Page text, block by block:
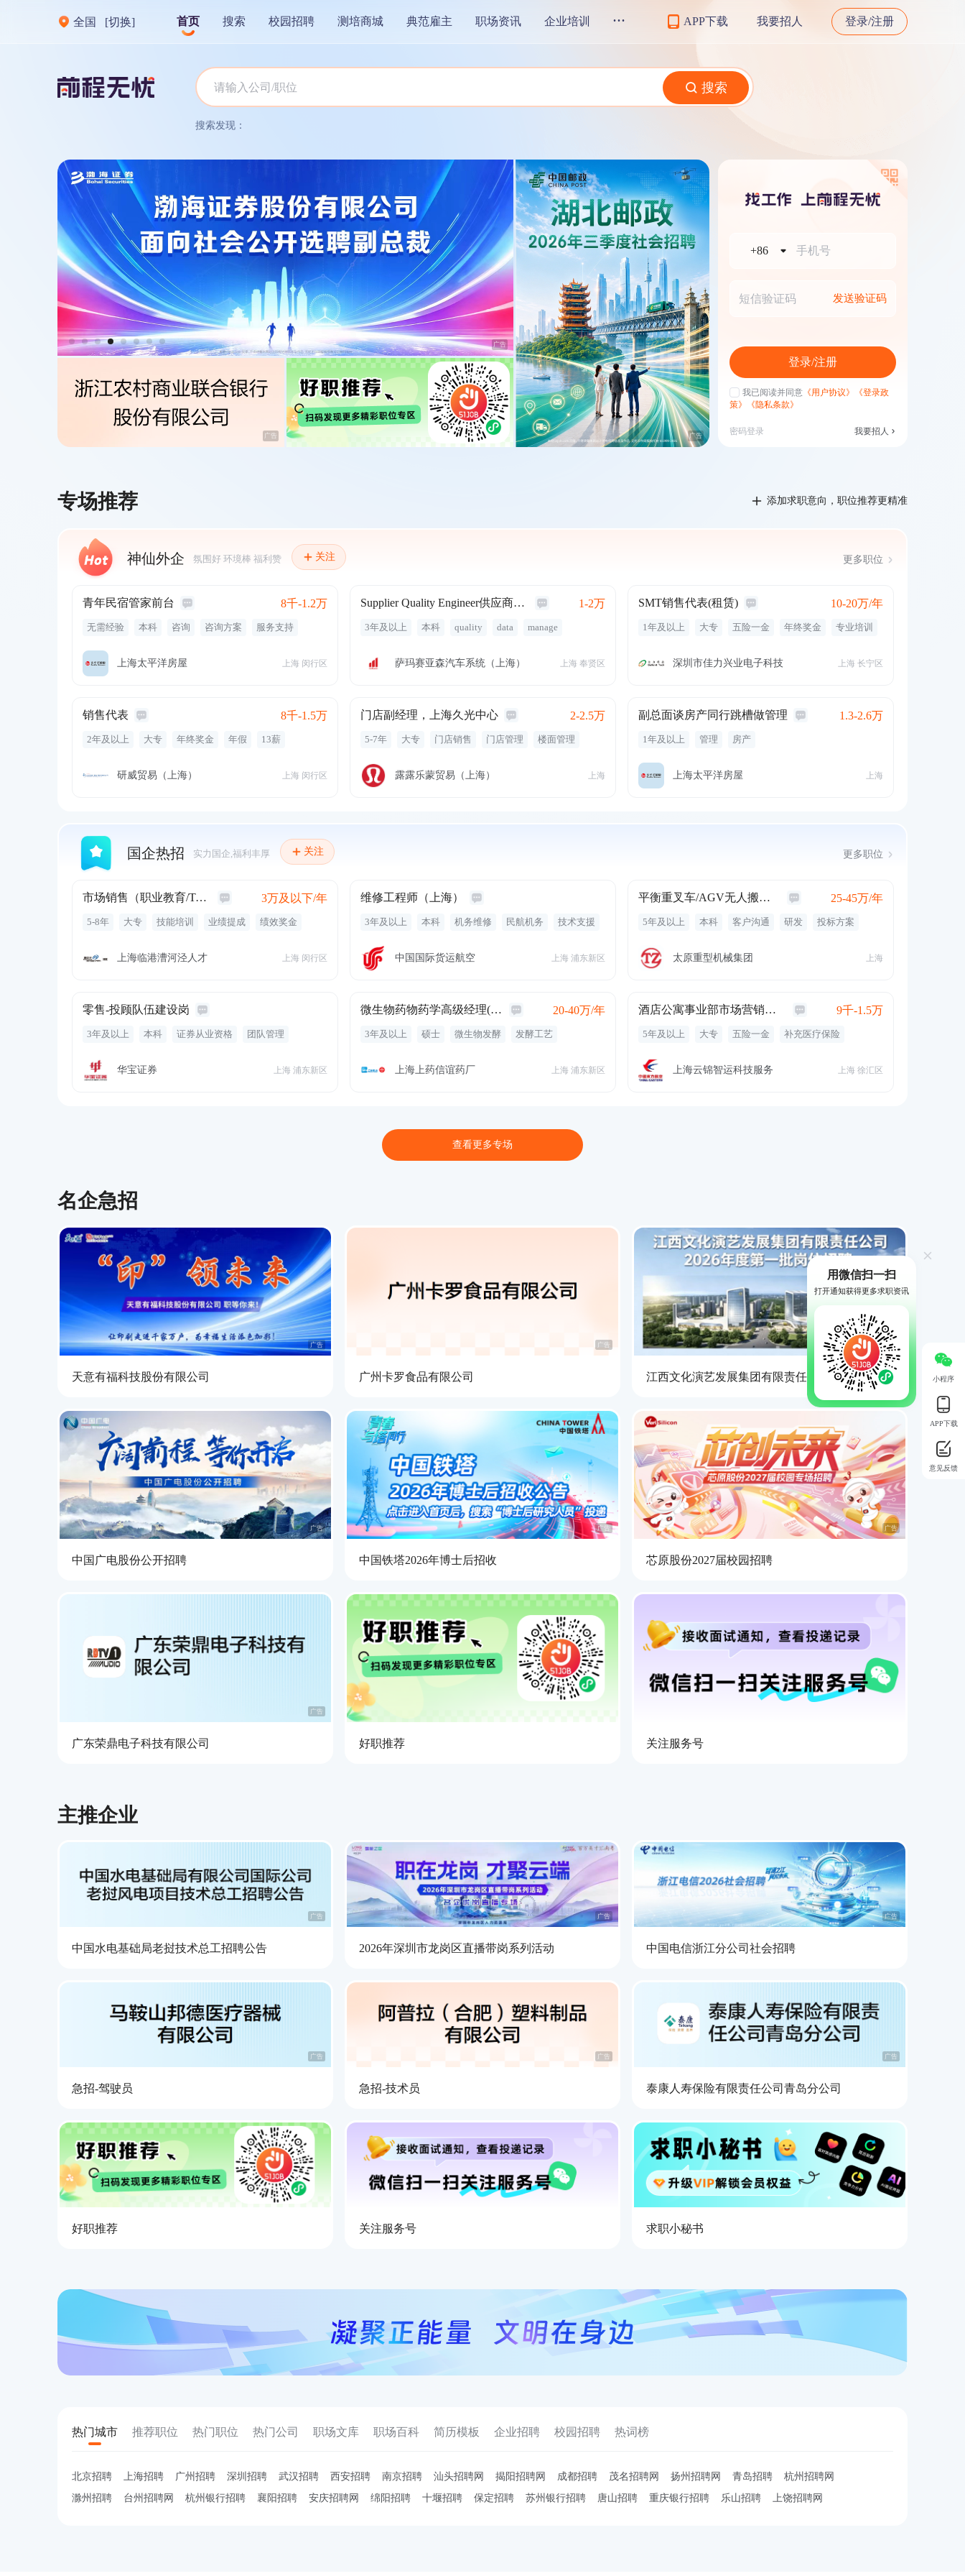
全国 [切换] 首页 搜索 校园招聘 测培商城 典范雇主 职场资讯 企业培训 ... APP下载 我要招人 登录/注册
搜索
搜索发现：
广告
广告 广告
+86
发送验证码
登录/注册
我已阅读并同意 《用户协议》
《登录政
策》
《隐私条款》
密码登录 我要招人
专场推荐 添加求职意向，职位推荐更精准
神仙外企 氛围好 环境棒 福利赞 关注 更多职位
青年民宿管家前台 8千-1.2万
无需经验 本科 咨询 咨询方案
服务支持
带薪年假
定期体检
弹性时间
上海太平洋房屋 上海 闵行区
Supplier Quality Engineer供应商质量工程师 1-2万
3年及以上 本科 quality data
manage
萨玛赛亚森汽车系统（上海）
上海 奉贤区
SMT销售代表(租赁) 10-20万/年
1年及以上 大专 五险一金 年终奖金
专业培训
深圳市佳力兴业电子科技
上海 长宁区
销售代表 8千-1.5万
2年及以上 大专 年终奖金 年假
13薪
年度旅游
补贴 销售
宣传
研威贸易（上海） 上海 闵行区
门店副经理，上海久光中心 2-2.5万
5-7年 大专 门店销售 门店管理
楼面管理
露露乐蒙贸易（上海）
上海
副总面谈房产同行跳槽做管理 1.3-2.6万
1年及以上 管理 房产
上海太平洋房屋 上海
国企热招 实力国企,福利丰厚 关注 更多职位
市场销售（职业教育/ToB方向） 3万及以下/年
5-8年 大专 技能培训 业绩提成
绩效奖金
上海临港漕河泾人才
上海 闵行区
维修工程师（上海）
3年及以上 本科 机务维修 民航机务 技术支援
中国国际货运航空 上海 浦东新区
平衡重叉车/AGV无人搬运车/集装箱正面起重机 25-45万/年
5年及以上 本科 客户沟通 研发
投标方案
设计图纸
五险一金 年终奖金
太原重型机械集团 上海
零售-投顾队伍建设岗
3年及以上 本科 证券从业资格
团队管理
基金从业资格
五险一金
华宝证券 上海 浦东新区
微生物药物药学高级经理(J12292) 20-40万/年
3年及以上 硕士 微生物发酵
发酵工艺
五险一金
定期体检 专业培训
绩效奖金
上海上药信谊药厂 上海 浦东新区
酒店公寓事业部市场营销与收益管理经理 9千-1.5万
5年及以上 大专 五险一金
补充医疗保险
零食下午茶
包吃 通讯补贴
上海云锦智运科技服务 上海 徐汇区
查看更多专场
名企急招
广告
天意有福科技股份有限公司
广告
广州卡罗食品有限公司
广告
江西文化演艺发展集团有限责任公司
广告
中国广电股份公开招聘
广告
中国铁塔2026年博士后招收
广告
芯原股份2027届校园招聘
广告
广东荣鼎电子科技有限公司 好职推荐 关注服务号
主推企业
广告
中国水电基础局老挝技术总工招聘公告
广告
2026年深圳市龙岗区直播带岗系列活动
广告
中国电信浙江分公司社会招聘
广告
急招-驾驶员
广告
急招-技术员
广告
泰康人寿保险有限责任公司青岛分公司
好职推荐 关注服务号 求职小秘书
热门城市 推荐职位 热门职位 热门公司 职场文库 职场百科 简历模板 企业招聘 校园招聘 热词榜
北京招聘 上海招聘 广州招聘 深圳招聘 武汉招聘 西安招聘 南京招聘 汕头招聘网 揭阳招聘网 成都招聘 茂名招聘网 扬州招聘网 青岛招聘
杭州招聘网
滁州招聘
台州招聘网 杭州银行招聘 襄阳招聘 安庆招聘网 绵阳招聘 十堰招聘 保定招聘 苏州银行招聘 唐山招聘 重庆银行招聘 乐山招聘 上饶招聘网
小程序
APP下载
意见反馈
用微信扫一扫
打开通知获得更多求职资讯